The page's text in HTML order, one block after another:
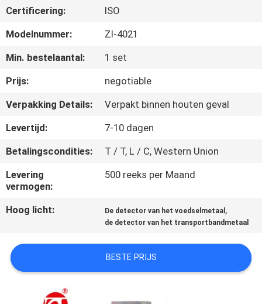
FABRIEKSREIS
KWALITEITSCONTROLE
CONTACTEER
ONS
NIEUWS
VERZOEK
OM EEN
VR
SHOW
Certificering:
ISO
Modelnummer:
Zl-4021
Min. bestelaantal:
1 set
Prijs:
negotiable
Verpakking Details:
Verpakt binnen houten geval
Levertijd:
7-10 dagen
Betalingscondities:
T / T, L / C, Western Union
Levering
vermogen:
500 reeks per Maand
Hoog licht: De detector van het voedselmetaal ,
de detector van het transportbandmetaal
BESTE PRIJS